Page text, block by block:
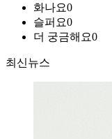
화나요0
슬퍼요0
더 궁금해요0
최신뉴스